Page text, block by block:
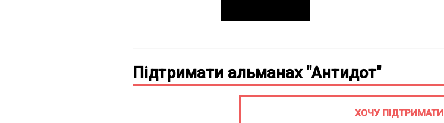
Підтримати альманах "Антидот"
ХОЧУ ПІДТРИМАТИ